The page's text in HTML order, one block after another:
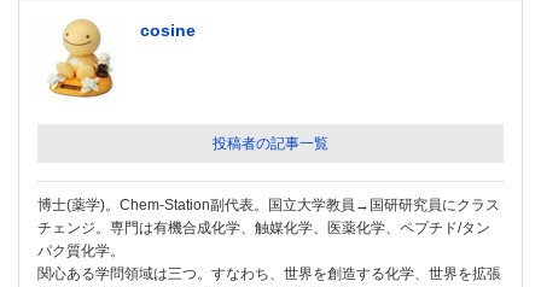
cosine
投稿者の記事一覧
博士(薬学)。Chem-Station副代表。国立大学教員→国研研究員にクラス
チェンジ。専門は有機合成化学、触媒化学、医薬化学、ペプチド/タン
パク質化学。
関心ある学問領域は三つ。すなわち、世界を創造する化学、世界を拡張